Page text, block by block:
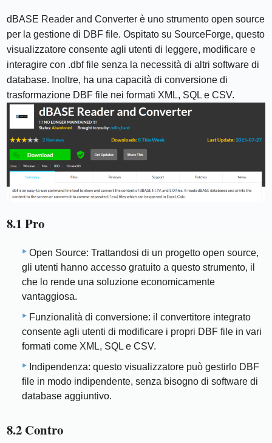
dBASE Reader and Converter è uno strumento open source
per la gestione di DBF file. Ospitato su SourceForge, questo
visualizzatore consente agli utenti di leggere, modificare e
interagire con .dbf file senza la necessità di altri software di
database. Inoltre, ha una capacità di conversione di
trasformazione DBF file nei formati XML, SQL e CSV.
8.1 Pro
Open Source: Trattandosi di un progetto open source,
gli utenti hanno accesso gratuito a questo strumento, il
che lo rende una soluzione economicamente
vantaggiosa.
Funzionalità di conversione: il convertitore integrato
consente agli utenti di modificare i propri DBF file in vari
formati come XML, SQL e CSV.
Indipendenza: questo visualizzatore può gestirlo DBF
file in modo indipendente, senza bisogno di software di
database aggiuntivo.
8.2 Contro